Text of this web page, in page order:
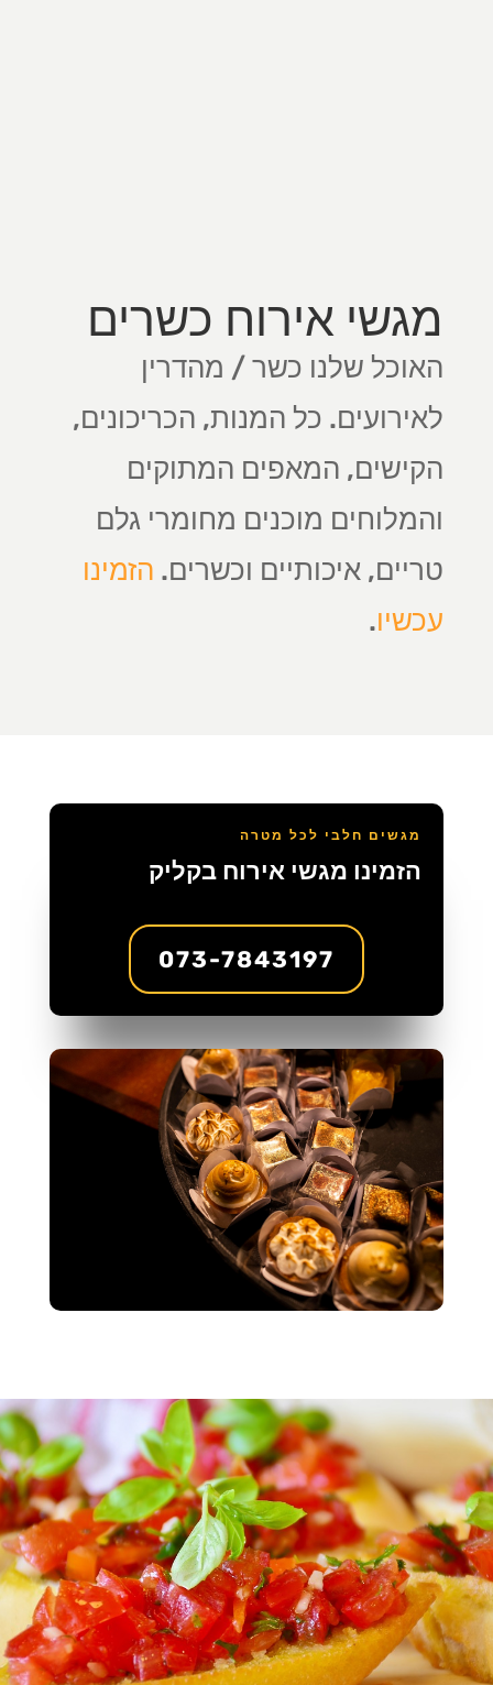
מגשי אירוח כשרים
האוכל שלנו כשר / מהדרין
לאירועים. כל המנות, הכריכונים,
הקישים, המאפים המתוקים
והמלוחים מוכנים מחומרי גלם
טריים, איכותיים וכשרים. הזמינו
עכשיו.
מגשים חלבי לכל מטרה
הזמינו מגשי אירוח בקליק
073-7843197